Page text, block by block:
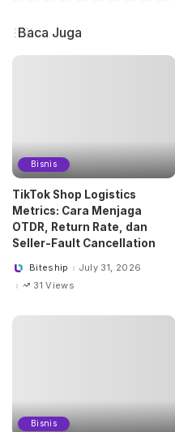
Baca Juga
Bisnis
TikTok Shop Logistics
Metrics: Cara Menjaga
OTDR, Return Rate, dan
Seller-Fault Cancellation
PostedBiteship
July 31, 2026
31 Views
Bisnis